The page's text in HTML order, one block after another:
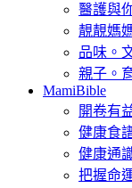
醫護與
靚靚媽
品味。
親子。
MamiBible
開卷有
健康食
健康通
把握命